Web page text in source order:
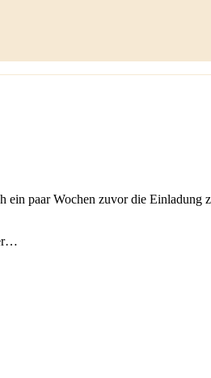
paar Wochen zuvor die Einladung